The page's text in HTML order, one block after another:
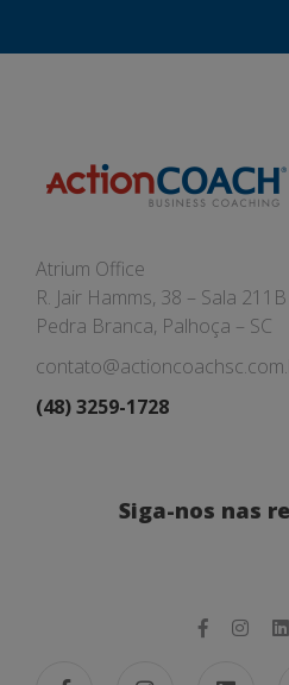
Atrium Office
R. Jair Hamms, 38 – Sala 211B
Pedra Branca, Palhoça – SC
(48) 3259-1728
Siga-nos nas